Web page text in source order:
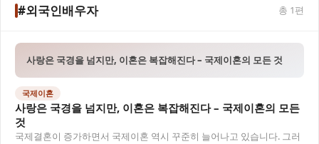
#외국인배우자 총 1편
사랑은 국경을 넘지만, 이혼은 복잡해진다 – 국제이혼의 모든 것
국제이혼
사랑은 국경을 넘지만, 이혼은 복잡해진다 – 국제이혼의 모든
것
국제결혼이 증가하면서 국제이혼 역시 꾸준히 늘어나고 있습니다. 그러